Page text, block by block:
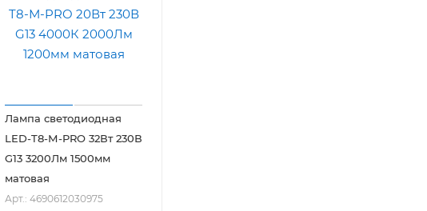
Лампа светодиодная
LED-T8-М-PRO 32Вт 230В
G13 3200Лм 1500мм
матовая
Арт.: 4690612030975